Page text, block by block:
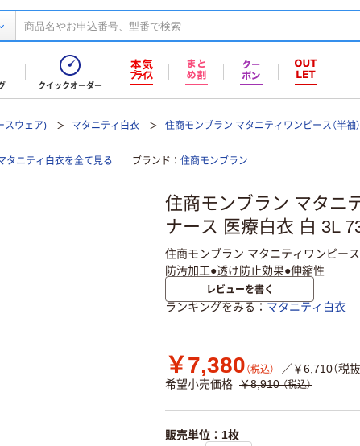
クイックオーダー
スウェア) マタニティ白衣 住商モンブラン マタニティワンピース（半袖）
タニティ白衣を全て見る ブランド 住商モンブラン
住商モンブラン マタニ
ナース 医療白衣 白 3L
住商モンブラン マタニティワンピー
防汚加工●透け防止効果●伸縮性
レビューを書く
ランキングをみる マタニティ白衣
￥7,380 （税込）
／￥6,710（税抜
希望小売価格 ￥8,910 （税込）
販売単位：1枚